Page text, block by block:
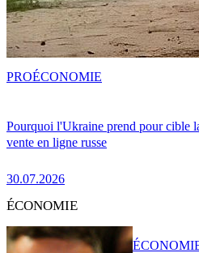
Pourquoi l'Ukraine prend pour cible
vente en ligne russe
30.07.2026
PROÉCONOMIE
ÉCONOMIE